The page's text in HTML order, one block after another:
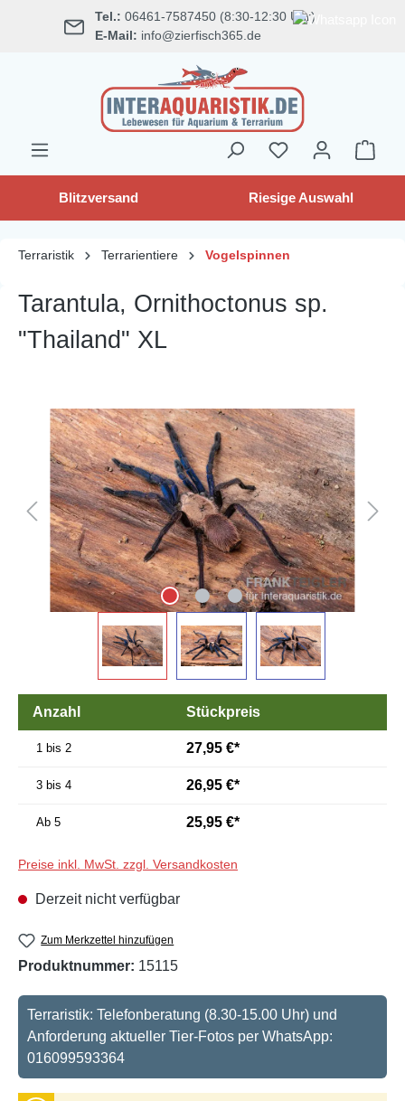
springen Tel.: 06461-7587450 (8:30-12:30 Uhr)
E-Mail: info@zierfisch365.de
Blitzversand Riesige Auswahl
Terraristik Terrarientiere Vogelspinnen
Tarantula, Ornithoctonus sp.
"Thailand" XL
Bildergalerie überspringen
Anzahl Stückpreis
1 bis 2 27,95 €*
3 bis 4 26,95 €*
Ab 5 25,95 €*
Preise inkl. MwSt. zzgl. Versandkosten
Derzeit nicht verfügbar
Zum Merkzettel hinzufügen
Produktnummer: 15115
Terraristik: Telefonberatung (8.30-15.00 Uhr) und
Anforderung aktueller Tier-Fotos per WhatsApp:
016099593364